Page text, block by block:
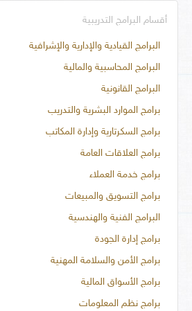
أقسام البرامج التدريبية
البرامج القيادية والإدارية والإشرافية
البرامج المحاسبية والمالية
البرامج القانونية
برامج الموارد البشرية والتدريب
برامج السكرتارية وإدارة المكاتب
برامج العلاقات العامة
برامج خدمة العملاء
برامج التسويق والمبيعات
البرامج الفنية والهندسية
برامج إدارة الجودة
برامج الأمن والسلامة المهنية
برامج الأسواق المالية
برامج نظم المعلومات